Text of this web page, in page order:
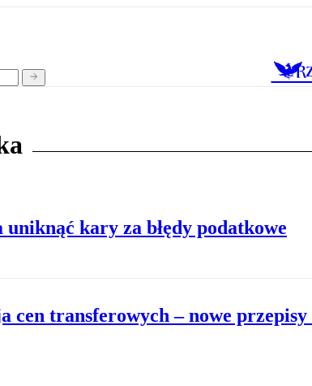
kary za błędy podatkowe
cen transferowych – nowe